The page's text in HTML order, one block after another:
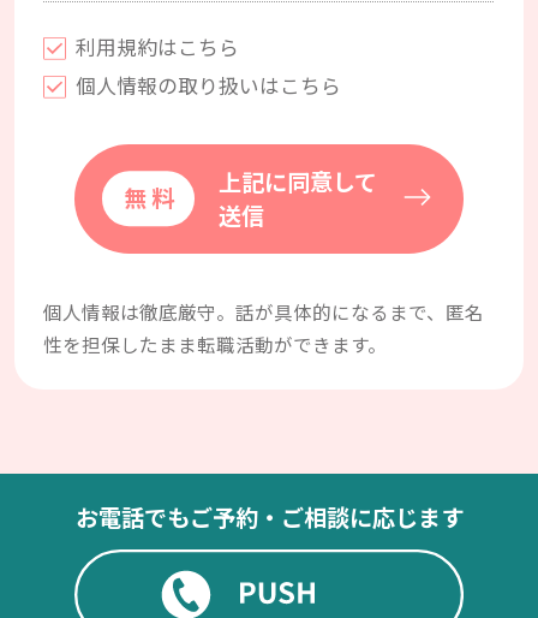
利用規約はこちら
個人情報の取り扱いはこちら
上記に同意して
送信
個人情報は徹底厳守。話が具体的になるまで、匿名
性を担保したまま転職活動ができます。
お電話でもご予約・ご相談に応じます